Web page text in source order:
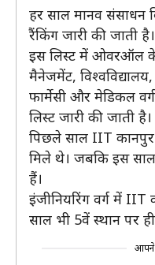
हर साल मानव संसाधन
रैंकिंग जारी की जाती है।
इस लिस्ट में ओवरऑल के
मैनेजमेंट,
फार्मेसी और मेडिकल
लिस्ट जारी की जाती है।
पिछले साल IIT
मिले थे। जबकि इस
हैं।
इंजीनियरिंग वर्ग में
साल भी 5वें स्थान पर
आपने